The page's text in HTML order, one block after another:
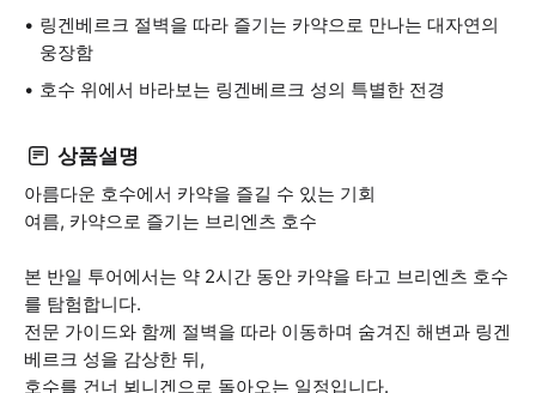
링겐베르크 절벽을 따라 즐기는 카약으로 만나는 대자연의
웅장함
호수 위에서 바라보는 링겐베르크 성의 특별한 전경
상품설명
아름다운 호수에서 카약을 즐길 수 있는 기회
여름, 카약으로 즐기는 브리엔츠 호수
본 반일 투어에서는 약 2시간 동안 카약을 타고 브리엔츠 호수
를 탐험합니다.
전문 가이드와 함께 절벽을 따라 이동하며 숨겨진 해변과 링겐
베르크 성을 감상한 뒤,
호수를 건너 뵈니겐으로 돌아오는 일정입니다.